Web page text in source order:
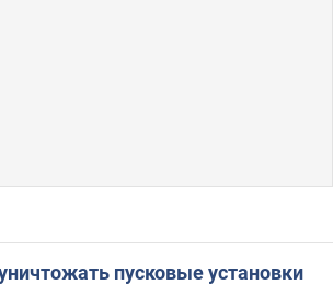
пусковые установки